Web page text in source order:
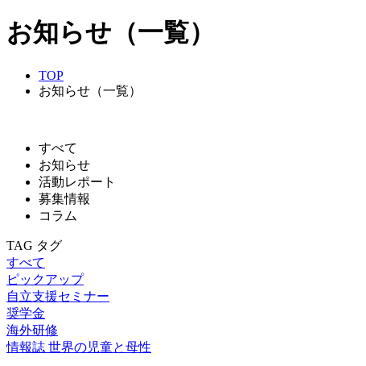
お知らせ（一覧）
TOP
お知らせ（一覧）
すべて
お知らせ
活動レポート
募集情報
コラム
TAG タグ
すべて
ピックアップ
自立支援セミナー
奨学金
海外研修
情報誌 世界の児童と母性